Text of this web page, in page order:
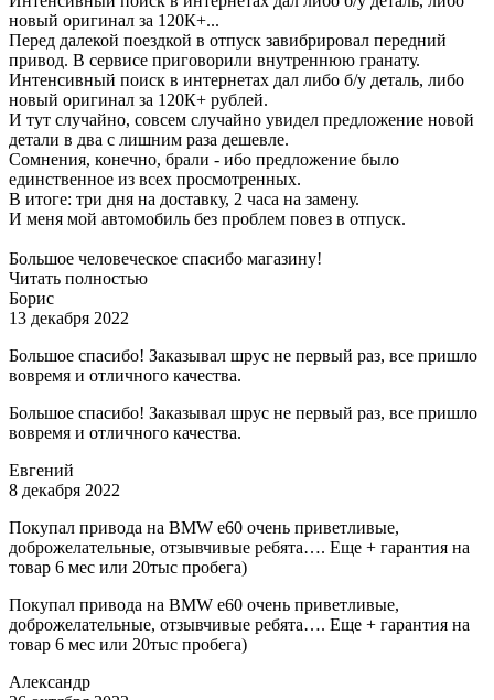
новый оригинал за 120К+...
Перед далекой поездкой в отпуск завибрировал передний
привод. В сервисе приговорили внутреннюю гранату.
Интенсивный поиск в интернетах дал либо б/у деталь, либо
новый оригинал за 120К+ рублей.
И тут случайно, совсем случайно увидел предложение новой
детали в два с лишним раза дешевле.
Сомнения, конечно, брали - ибо предложение было
единственное из всех просмотренных.
В итоге: три дня на доставку, 2 часа на замену.
И меня мой автомобиль без проблем повез в отпуск.
Большое человеческое спасибо магазину!
Читать полностью
Борис
13 декабря 2022
Большое спасибо! Заказывал шрус не первый раз, все пришло
вовремя и отличного качества.
Большое спасибо! Заказывал шрус не первый раз, все пришло
вовремя и отличного качества.
Евгений
8 декабря 2022
Покупал привода на BMW e60 очень приветливые,
доброжелательные, отзывчивые ребята…. Еще + гарантия на
товар 6 мес или 20тыс пробега)
Покупал привода на BMW e60 очень приветливые,
доброжелательные, отзывчивые ребята…. Еще + гарантия на
товар 6 мес или 20тыс пробега)
Александр